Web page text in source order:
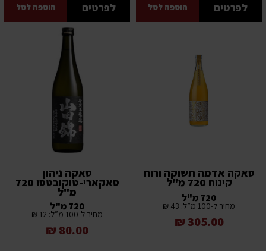
לפרטים הוספה לסל לפרטים הוספה לסל
סאקה אדמה תשוקה ורוח
קינוח 720 מ"ל
720 מ"ל
מחיר ל-100 מ”ל: 43 ₪
305.00 ₪
סאקה ניהון
סאקארי-טוקובטסו 720
מ"ל
720 מ"ל
מחיר ל-100 מ”ל: 12 ₪
80.00 ₪